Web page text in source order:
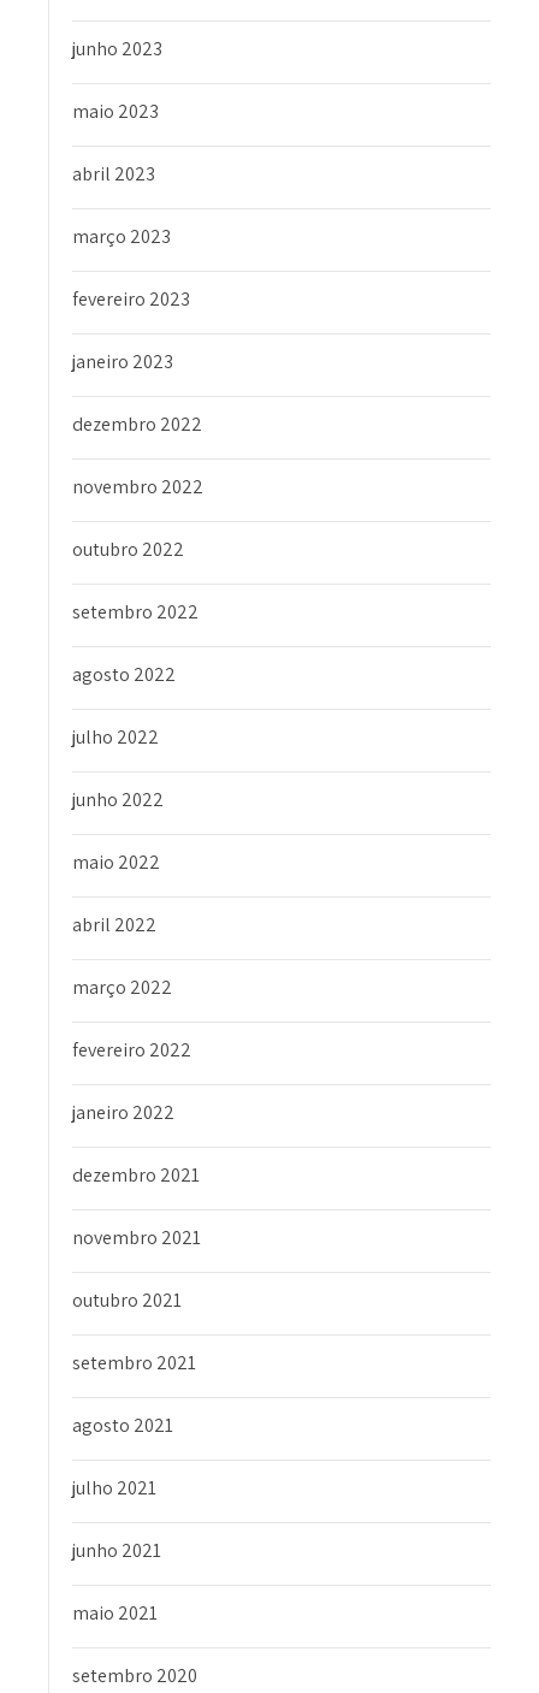
junho 2023
maio 2023
abril 2023
março 2023
fevereiro 2023
janeiro 2023
dezembro 2022
novembro 2022
outubro 2022
setembro 2022
agosto 2022
julho 2022
junho 2022
maio 2022
abril 2022
março 2022
fevereiro 2022
janeiro 2022
dezembro 2021
novembro 2021
outubro 2021
setembro 2021
agosto 2021
julho 2021
junho 2021
maio 2021
setembro 2020